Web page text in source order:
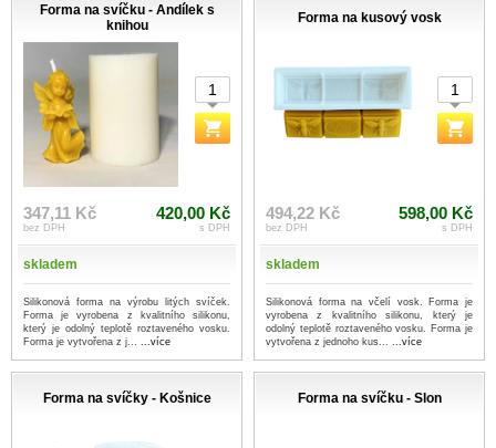
Forma na svíčku - Andílek s
knihou
347,11 Kč
bez DPH
420,00 Kč
s DPH
skladem
Silikonová forma na výrobu litých svíček.
Forma je vyrobena z kvalitního silikonu,
který je odolný teplotě roztaveného vosku.
Forma je vytvořena z j... ...více
Forma na kusový vosk
494,22 Kč
bez DPH
598,00 Kč
s DPH
skladem
Silikonová forma na včelí vosk. Forma je
vyrobena z kvalitního silikonu, který je
odolný teplotě roztaveného vosku. Forma je
vytvořena z jednoho kus... ...více
Forma na svíčky - Košnice Forma na svíčku - Slon